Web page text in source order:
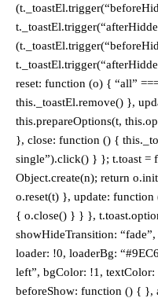
reset: function (o) { “all”
this._toastEl.remove() },
this.prepareOptions(t,
}, close: function () {
single”).click() } }; t.toast =
Object.create(n); return
o.reset(t) }, update:
{ o.close() } } },
showHideTransition:
loader: !0, loaderBg:
left”, bgColor: !1,
beforeShow: function () {